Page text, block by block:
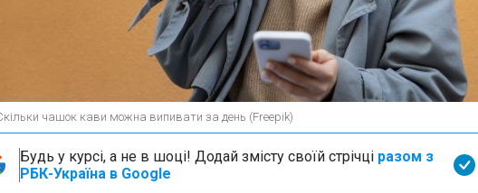
чашок кави можна випивати за день (Freepik)
Будь у курсі, а не в шоці! Додай змісту своїй стрічці разом з
РБК-Україна в Google